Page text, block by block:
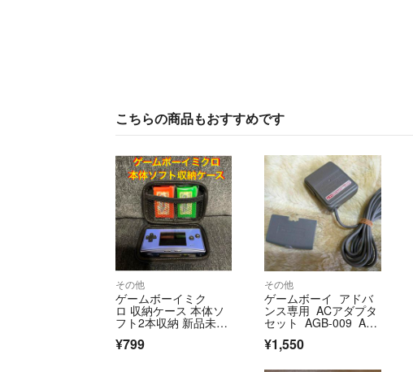
こちらの商品もおすすめです
その他
ゲームボーイミク
ロ 収納ケース 本体ソ
フト2本収納 新品未使
¥799
その他
ゲームボーイ アドバ
ンス専用 ACアダプタ
セット AGB-009 AG
¥1,550